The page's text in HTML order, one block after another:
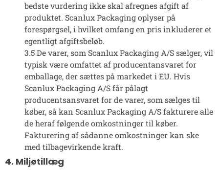
bedste vurdering ikke skal afregnes afgift af
produktet. Scanlux Packaging oplyser på
forespørgsel, i hvilket omfang en pris inkluderer et
egentligt afgiftsbeløb.
3.5 De varer, som Scanlux Packaging A/S sælger, vil
typisk være omfattet af producentansvaret for
emballage, der sættes på markedet i EU. Hvis
Scanlux Packaging A/S får pålagt
producentsansvaret for de varer, som sælges til
køber, så kan Scanlux Packaging A/S fakturere alle
de heraf følgende omkostninger til køber.
Fakturering af sådanne omkostninger kan ske
med tilbagevirkende kraft.
4. Miljøtillæg